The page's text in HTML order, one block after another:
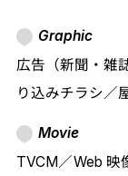
Graphic
広告（新聞・雑
り込みチラシ／
Movie
TVCM／Web 映